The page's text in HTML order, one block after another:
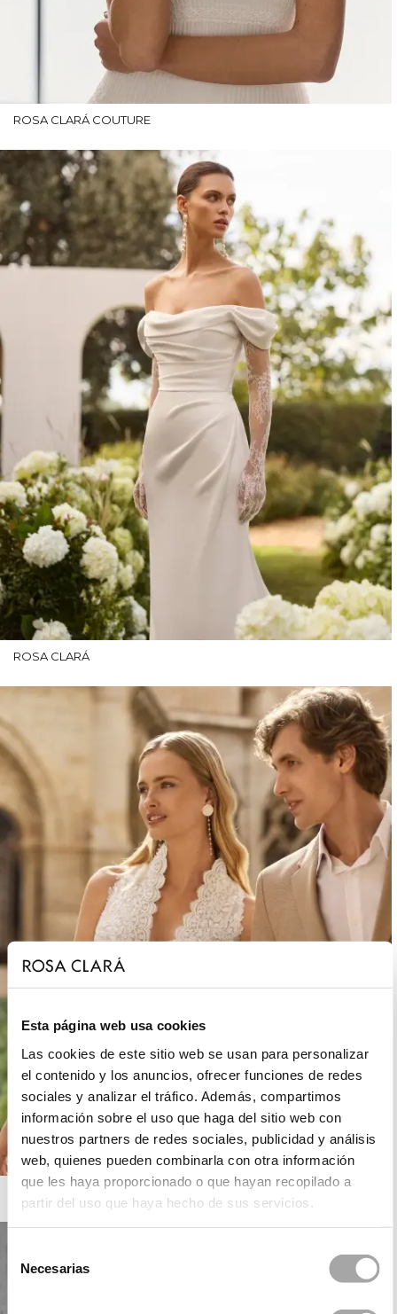
Esta página web usa cookies
Las cookies de este sitio web se usan para personalizar
el contenido y los anuncios, ofrecer funciones de redes
sociales y analizar el tráfico. Además, compartimos
información sobre el uso que haga del sitio web con
nuestros partners de redes sociales, publicidad y análisis
web, quienes pueden combinarla con otra información
que les haya proporcionado o que hayan recopilado a
partir del uso que haya hecho de sus servicios.
Necesarias
ROSA CLARÁ COUTURE
ROSA CLARÁ
ROSA CLARÁ BOHEME